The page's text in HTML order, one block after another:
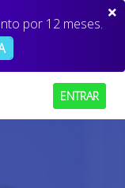
por 12 meses.
ENTRAR